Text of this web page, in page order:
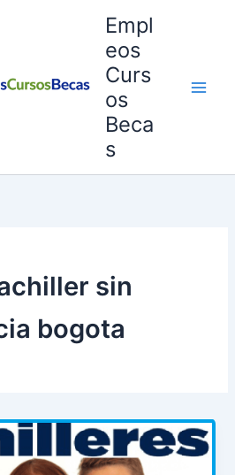
Empl
eos
Curs
os
Beca
s
sin
bogota